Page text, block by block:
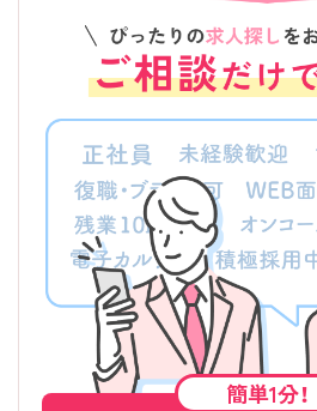
簡単1分！